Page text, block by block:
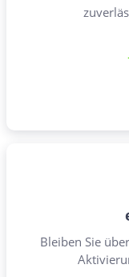
Bleiben Sie